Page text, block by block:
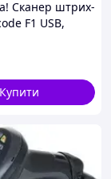
Сканер штрих-
F1 USB,
Купити